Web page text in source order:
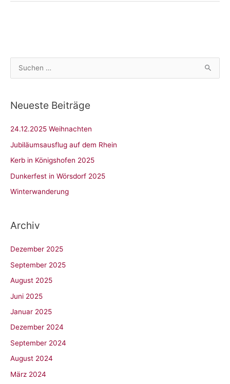
u
h
n
n
a
c
h
Neueste Beiträge
24.12.2025 Weihnachten
Jubiläumsausflug auf dem Rhein
Kerb in Königshofen 2025
Dunkerfest in Wörsdorf 2025
Winterwanderung
Archiv
Dezember 2025
September 2025
August 2025
Juni 2025
Januar 2025
Dezember 2024
September 2024
August 2024
März 2024